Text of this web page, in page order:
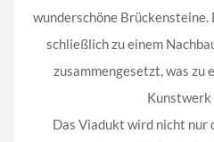
wunderschöne
schließlich zu einem
zusammengesetzt, was zu
Das Viadukt wird nicht nur